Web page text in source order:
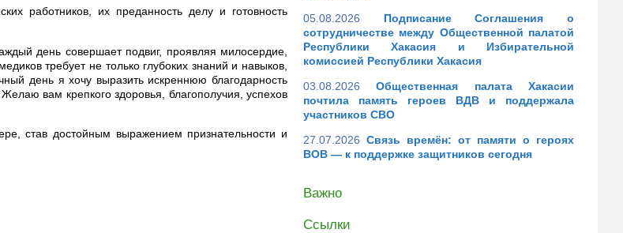
работников, их преданность делу и готовность
день совершает подвиг, проявляя милосердие,
требует не только глубоких знаний и навыков,
день я хочу выразить искреннюю благодарность
вам крепкого здоровья, благополучия, успехов
став достойным выражением признательности и
05.08.2026
Подписание Соглашения о
сотрудничестве между Общественной палатой
Республики Хакасия и Избирательной
комиссией Республики Хакасия
03.08.2026
Общественная палата Хакасии
почтила память героев ВДВ и поддержала
участников СВО
27.07.2026 Связь времён: от памяти о героях
ВОВ — к поддержке защитников сегодня
Важно
Ссылки